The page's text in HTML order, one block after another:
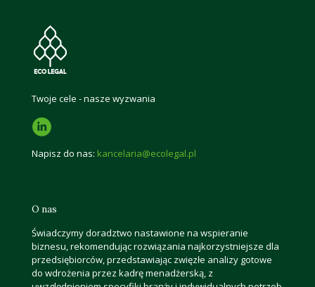
Twoje cele - nasze wyzwania
Napisz do nas: kancelaria@ecolegal.pl
O nas
Świadczymy doradztwo nastawione na wspieranie
biznesu, rekomendując rozwiązania najkorzystniejsze dla
przedsiębiorców, przedstawiając zwięzłe analizy gotowe
do wdrożenia przez kadrę menadżerską, z